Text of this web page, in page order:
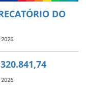
DO